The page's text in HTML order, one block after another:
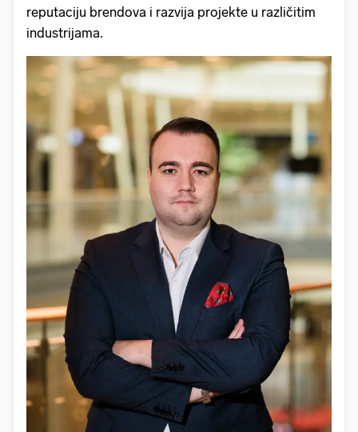
reputaciju brendova i razvija projekte u različitim
industrijama.